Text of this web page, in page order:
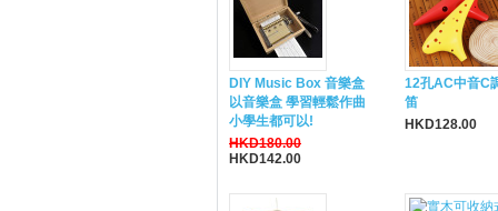
DIY Music Box 音樂盒
以音樂盒 學習輕鬆作曲
小學生都可以!
HKD180.00
HKD142.00
12孔AC中音C
笛
HKD128.00